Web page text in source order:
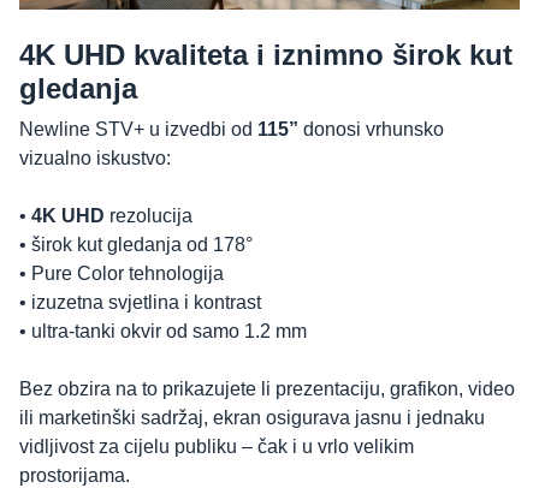
4K UHD kvaliteta i iznimno širok kut
gledanja
Newline STV+ u izvedbi od 115” donosi vrhunsko
vizualno iskustvo:
• 4K UHD rezolucija
• širok kut gledanja od 178°
• Pure Color tehnologija
• izuzetna svjetlina i kontrast
• ultra-tanki okvir od samo 1.2 mm
Bez obzira na to prikazujete li prezentaciju, grafikon, video
ili marketinški sadržaj, ekran osigurava jasnu i jednaku
vidljivost za cijelu publiku – čak i u vrlo velikim
prostorijama.